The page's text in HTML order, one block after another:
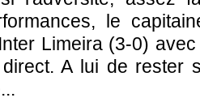
le
Limeira (3-0)
A lui de rester